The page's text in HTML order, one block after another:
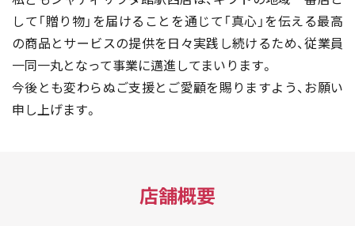
して「贈り物」を届けることを通じて「真心」を伝える最高
の商品とサービスの提供を日々実践し続けるため、従業員
一同一丸となって事業に邁進してまいります。
今後とも変わらぬご支援とご愛顧を賜りますよう、お願い
申し上げます。
店舗概要